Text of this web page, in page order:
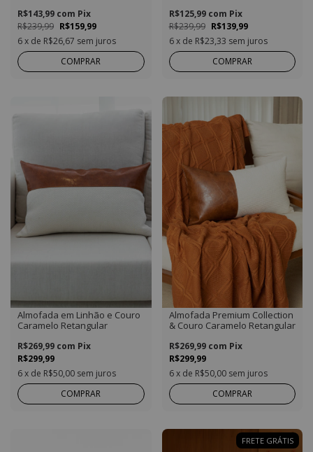
R$239,99 R$159,99
R$143,99 com Pix
6x de R$26,67 sem juros
COMPRAR
R$239,99 R$139,99
R$125,99 com Pix
6 x de R$23,33 sem juros
COMPRAR
Almofada em Linhão e Couro
Caramelo Retangular
R$299,99
R$269,99 com Pix
6x de R$50,00 sem juros
COMPRAR
Almofada Premium Collection
& Couro Caramelo Retangular
R$299,99
R$269,99 com Pix
6 x de R$50,00 sem juros
COMPRAR
FRETE GRÁTIS